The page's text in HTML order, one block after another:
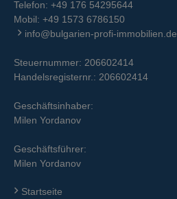
Telefon: +49 176 54295644
Mobil: +49 1573 6786150
info@bulgarien-profi-immobilien.de
Steuernummer: 206602414
Handelsregisternr.: 206602414
Geschäftsinhaber:
Milen Yordanov
Geschäftsführer:
Milen Yordanov
Startseite